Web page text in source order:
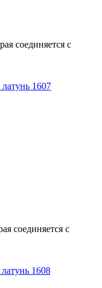
соединяется с
1607
соединяется с
1608